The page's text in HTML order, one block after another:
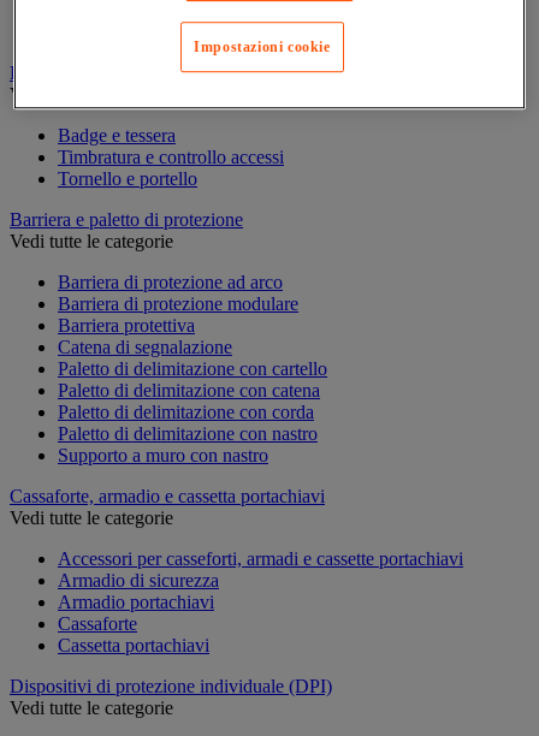
Mobili e forniture per studi medici
Badge e timbratura
Vedi tutte le categorie
Badge e tessera
Timbratura e controllo accessi
Tornello e portello
Barriera e paletto di protezione
Vedi tutte le categorie
Barriera di protezione ad arco
Barriera di protezione modulare
Barriera protettiva
Catena di segnalazione
Paletto di delimitazione con cartello
Paletto di delimitazione con catena
Paletto di delimitazione con corda
Paletto di delimitazione con nastro
Supporto a muro con nastro
Cassaforte, armadio e cassetta portachiavi
Vedi tutte le categorie
Accessori per casseforti, armadi e cassette portachiavi
Armadio di sicurezza
Armadio portachiavi
Cassaforte
Cassetta portachiavi
Dispositivi di protezione individuale (DPI)
Vedi tutte le categorie
Impostazioni cookie